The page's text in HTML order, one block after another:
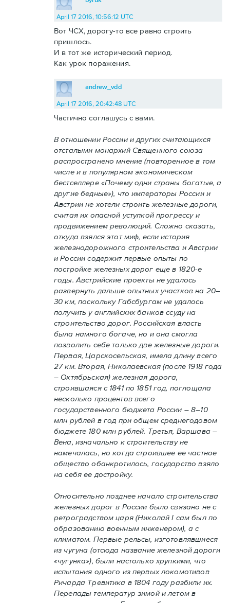
April 17 2016, 10:56:12 UTC
Вот ЧСХ, дорогу-то все равно строить
пришлось.
И в тот же исторический период.
Как урок поражения.
andrew_vdd
April 17 2016, 20:42:48 UTC
Частично соглашусь с вами.
В отношении России и других считающихся
отсталыми монархий Священного союза
распространено мнение (повторенное в том
числе и в популярном экономическом
бестселлере «Почему одни страны богатые, а
другие бедные»), что императоры России и
Австрии не хотели строить железные дороги,
считая их опасной уступкой прогрессу и
продвижением революций. Сложно сказать,
откуда взялся этот миф, если история
железнодорожного строительства и Австрии
и России содержит первые опыты по
постройке железных дорог еще в 1820-е
годы. Австрийские проекты не удалось
развернуть дальше опытных участков на 20–
30 км, поскольку Габсбургам не удалось
получить у английских банков ссуду на
строительство дорог. Российская власть
была намного богаче, но и она смогла
позволить себе только две железные дороги.
Первая, Царскосельская, имела длину всего
27 км. Вторая, Николаевская (после 1918 года
– Октябрьская) железная дорога,
строившаяся с 1841 по 1851 год, поглощала
несколько процентов всего
государственного бюджета России – 8–10
млн рублей в год при общем среднегодовом
бюджете 180 млн рублей. Третья, Варшава –
Вена, изначально к строительству не
намечалась, но когда строившее ее частное
общество обанкротилось, государство взяло
на себя ее достройку.
Относительно позднее начало строительства
железных дорог в России было связано не с
ретроградством царя (Николай I сам был по
образованию военным инженером), а с
климатом. Первые рельсы, изготовлявшиеся
из чугуна (отсюда название железной дороги
«чугунка»), были настолько хрупкими, что
испытания одного из первых локомотивов
Ричарда Тревитика в 1804 году разбили их.
Перепады температур зимой и летом в